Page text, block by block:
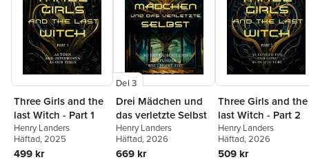
Three Girls and the
last Witch - Part 1
Henry Landers
Häftad, 2025
499 kr
Del 3
Drei Mädchen und
das verletzte Selbst
Henry Landers
Häftad, 2026
669 kr
Three Girls and the
last Witch - Part 2
Henry Landers
Häftad, 2026
509 kr